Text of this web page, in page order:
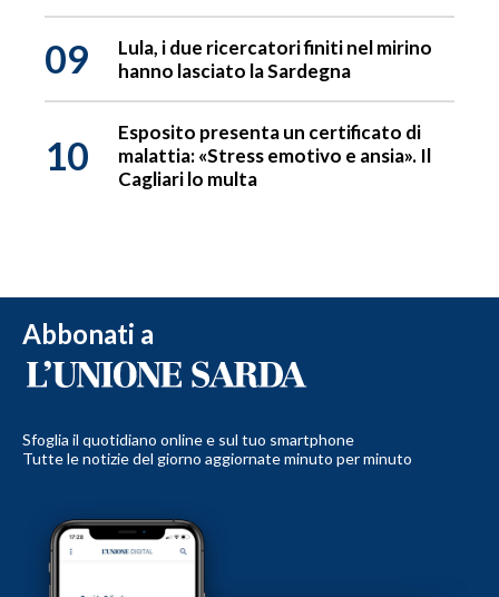
09
Lula, i due ricercatori finiti nel mirino
hanno lasciato la Sardegna
10
Esposito presenta un certificato di
malattia: «Stress emotivo e ansia». Il
Cagliari lo multa
Abbonati a
Sfoglia il quotidiano online e sul tuo smartphone
Tutte le notizie del giorno aggiornate minuto per minuto